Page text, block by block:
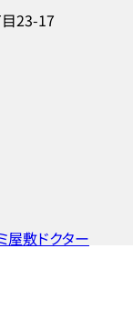
23-17
屋敷ドクター